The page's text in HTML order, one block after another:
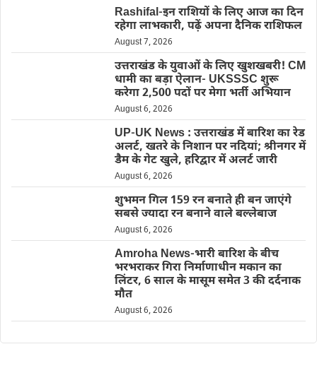
Rashifal-इन राशियों के लिए आज का दिन
रहेगा लाभकारी, पढ़ें अपना दैनिक राशिफल
August 7, 2026
उत्तराखंड के युवाओं के लिए खुशखबरी! CM
धामी का बड़ा ऐलान- UKSSSC शुरू
करेगा 2,500 पदों पर मेगा भर्ती अभियान
August 6, 2026
UP-UK News : उत्तराखंड में बारिश का रेड
अलर्ट, खतरे के निशान पर नदियां; श्रीनगर में
डैम के गेट खुले, हरिद्वार में अलर्ट जारी
August 6, 2026
शुभमन गिल 159 रन बनाते ही बन जाएंगे
सबसे ज्यादा रन बनाने वाले बल्लेबाज
August 6, 2026
Amroha News-भारी बारिश के बीच
भरभराकर गिरा निर्माणाधीन मकान का
लिंटर, 6 साल के मासूम समेत 3 की दर्दनाक
मौत
August 6, 2026